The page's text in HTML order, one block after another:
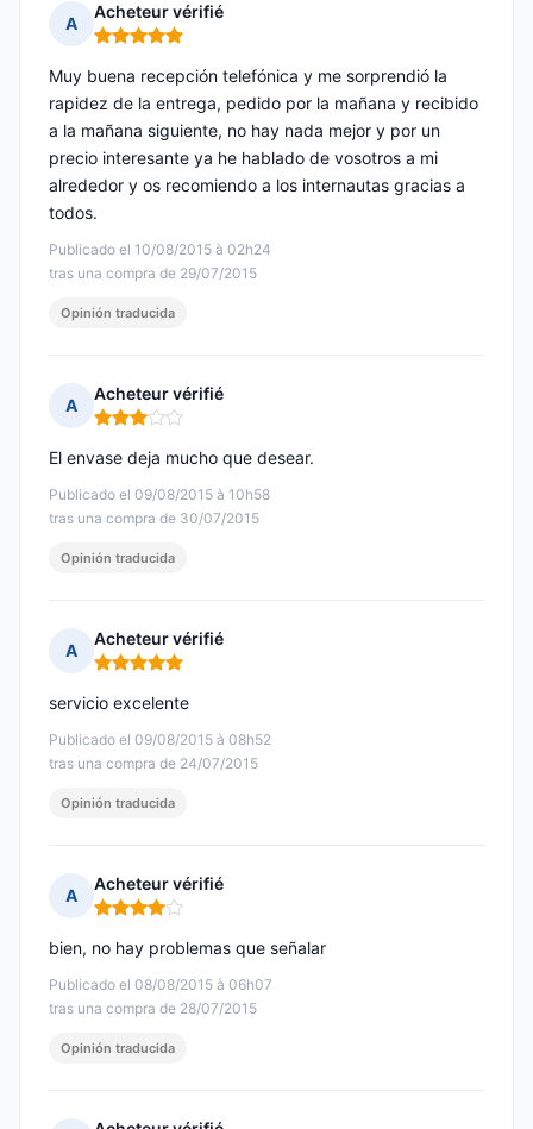
A
Acheteur vérifié
Nota: 5 de 5
Publicado el 10/08/2015 à 02h24
tras una compra de 29/07/2015
Muy buena recepción telefónica y me sorprendió la
rapidez de la entrega, pedido por la mañana y recibido
a la mañana siguiente, no hay nada mejor y por un
precio interesante ya he hablado de vosotros a mi
alrededor y os recomiendo a los internautas gracias a
todos.
Opinión traducida
A
Acheteur vérifié
Nota: 3 de 5
Publicado el 09/08/2015 à 10h58
tras una compra de 30/07/2015
El envase deja mucho que desear.
Opinión traducida
A
Acheteur vérifié
Nota: 5 de 5
Publicado el 09/08/2015 à 08h52
tras una compra de 24/07/2015
servicio excelente
Opinión traducida
A
Acheteur vérifié
Nota: 4 de 5
Publicado el 08/08/2015 à 06h07
tras una compra de 28/07/2015
bien, no hay problemas que señalar
Opinión traducida